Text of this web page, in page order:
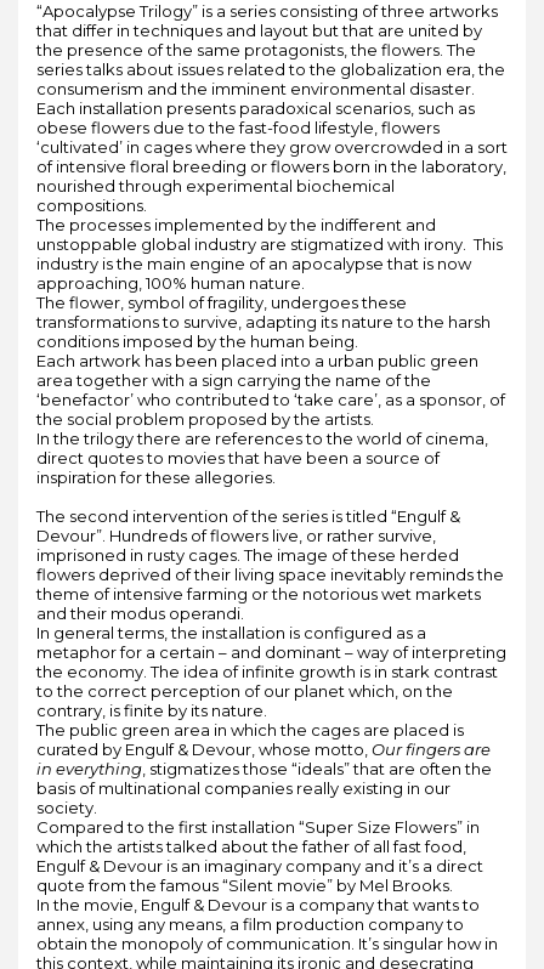
“Apocalypse Trilogy” is a series consisting of three artworks
that differ in techniques and layout but that are united by
the presence of the same protagonists, the flowers. The
series talks about issues related to the globalization era, the
consumerism and the imminent environmental disaster.
Each installation presents paradoxical scenarios, such as
obese flowers due to the fast-food lifestyle, flowers
‘cultivated’ in cages where they grow overcrowded in a sort
of intensive floral breeding or flowers born in the laboratory,
nourished through experimental biochemical
compositions.
The processes implemented by the indifferent and
unstoppable global industry are stigmatized with irony. This
industry is the main engine of an apocalypse that is now
approaching, 100% human nature.
The flower, symbol of fragility, undergoes these
transformations to survive, adapting its nature to the harsh
conditions imposed by the human being.
Each artwork has been placed into a urban public green
area together with a sign carrying the name of the
‘benefactor’ who contributed to ‘take care’, as a sponsor, of
the social problem proposed by the artists.
In the trilogy there are references to the world of cinema,
direct quotes to movies that have been a source of
inspiration for these allegories.
The second intervention of the series is titled “Engulf &
Devour”. Hundreds of flowers live, or rather survive,
imprisoned in rusty cages. The image of these herded
flowers deprived of their living space inevitably reminds the
theme of intensive farming or the notorious wet markets
and their modus operandi.
In general terms, the installation is configured as a
metaphor for a certain – and dominant – way of interpreting
the economy. The idea of infinite growth is in stark contrast
to the correct perception of our planet which, on the
contrary, is finite by its nature.
The public green area in which the cages are placed is
curated by Engulf & Devour, whose motto, Our fingers are
in everything , stigmatizes those “ideals” that are often the
basis of multinational companies really existing in our
society.
Compared to the first installation “Super Size Flowers” in
which the artists talked about the father of all fast food,
Engulf & Devour is an imaginary company and it’s a direct
quote from the famous “Silent movie” by Mel Brooks.
In the movie, Engulf & Devour is a company that wants to
annex, using any means, a film production company to
obtain the monopoly of communication. It’s singular how in
this context, while maintaining its ironic and desecrating